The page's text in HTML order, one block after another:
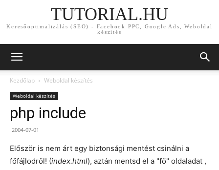
TUTORIAL.HU
Keresőoptimalizálás (SEO) - Facebook PPC, Google Ads, Weboldal
készítés
Kezdőlap Weboldal készítés
Weboldal készítés
php include
2004-07-01
Először is nem árt egy biztonsági mentést csinálni a
főfájlodről! (index.html), aztán mentsd el a "fő" oldaladat ,